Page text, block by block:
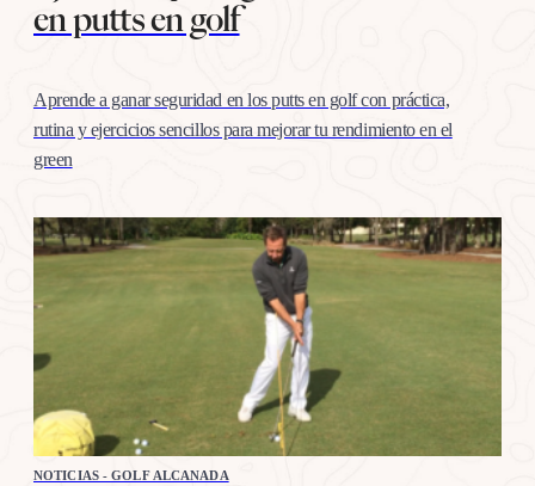
en putts en golf
Aprende a ganar seguridad en los putts en golf con práctica,
rutina y ejercicios sencillos para mejorar tu rendimiento en el
green
NOTICIAS - GOLF ALCANADA